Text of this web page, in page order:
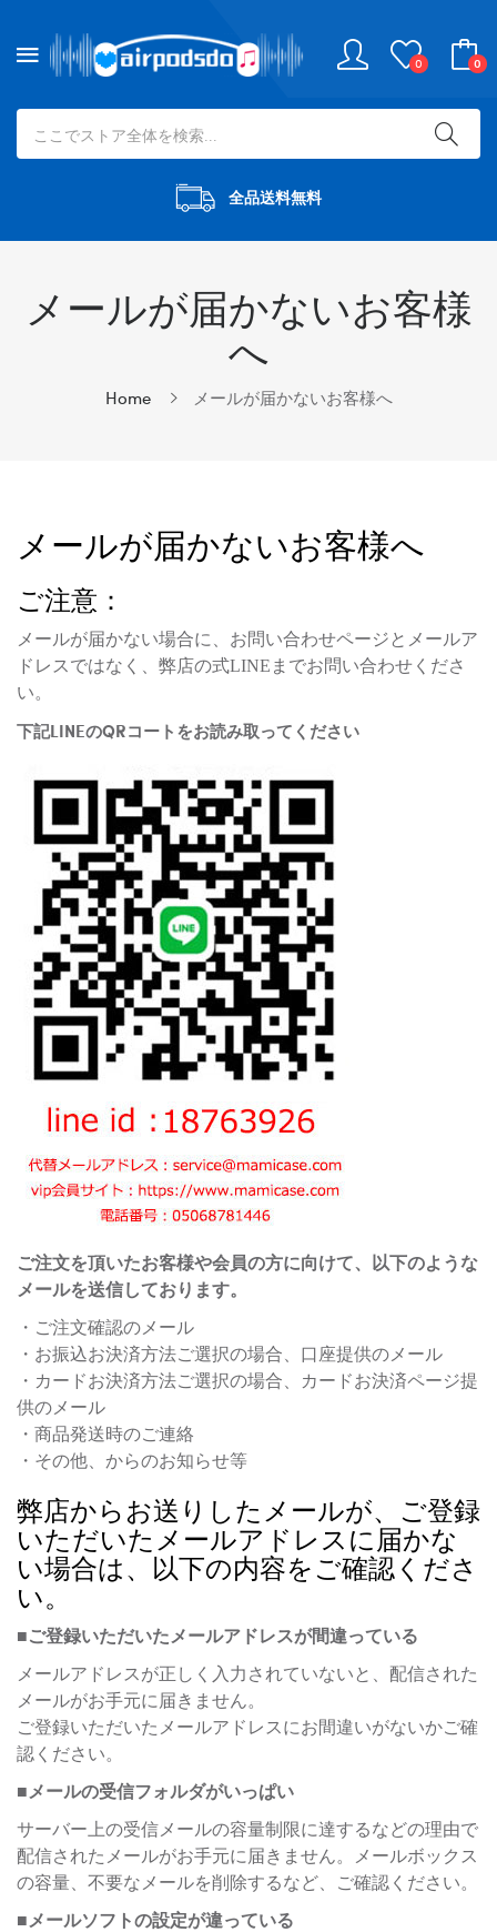
0 0
全品送料無料
メールが届かないお客様
へ
Home メールが届かないお客様へ
メールが届かないお客様へ
ご注意：
メールが届かない場合に、お問い合わせページとメールア
ドレスではなく、弊店の式LINEまでお問い合わせくださ
い。
下記LINEのQRコートをお読み取ってください
ご注文を頂いたお客様や会員の方に向けて、以下のような
メールを送信しております。
・ご注文確認のメール
・お振込お決済方法ご選択の場合、口座提供のメール
・カードお決済方法ご選択の場合、カードお決済ページ提
供のメール
・商品発送時のご連絡
・その他、からのお知らせ等
弊店からお送りしたメールが、ご登録
いただいたメールアドレスに届かな
い場合は、以下の内容をご確認くださ
い。
■ご登録いただいたメールアドレスが間違っている
メールアドレスが正しく入力されていないと、配信された
メールがお手元に届きません。
ご登録いただいたメールアドレスにお間違いがないかご確
認ください。
■メールの受信フォルダがいっぱい
サーバー上の受信メールの容量制限に達するなどの理由で
配信されたメールがお手元に届きません。メールボックス
の容量、不要なメールを削除するなど、ご確認ください。
■メールソフトの設定が違っている